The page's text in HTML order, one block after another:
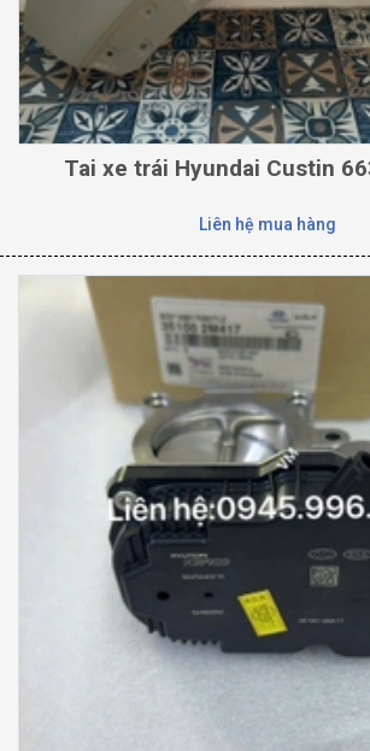
Tai xe trái Hyundai Custin
Liên hệ mua hàng